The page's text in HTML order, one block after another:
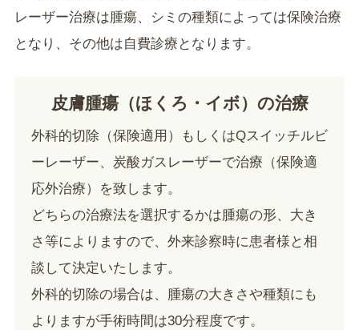
レーザー治療は腫瘍、シミの種類によっては保険治療
となり、その他は自費診療となります。
皮膚腫瘍（ほくろ・イボ）の治療
外科的切除（保険適用）もしくはQスイッチルビ
ーレーザー、炭酸ガスレーザーで治療（保険適
応外治療）を致します。
どちらの治療法を選択するかは腫瘍の形、大き
さ等によりますので、外来診察時に患者様と相
談して決定いたします。
外科的切除の場合は、腫瘍の大きさや種類にも
よりますが手術時間は30分程度です。